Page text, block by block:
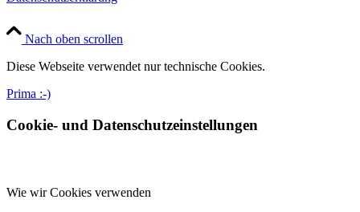
Nach oben scrollen
Diese Webseite verwendet nur technische Cookies.
Prima :-)
Cookie- und Datenschutzeinstellungen
Wie wir Cookies verwenden